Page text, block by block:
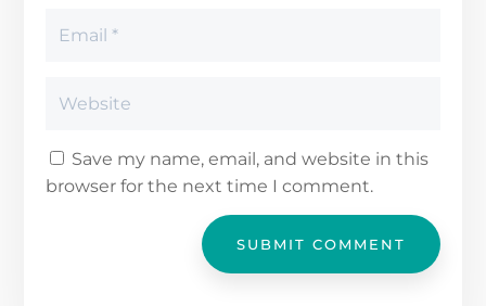
Save my name, email, and website in this
browser for the next time I comment.
SUBMIT COMMENT